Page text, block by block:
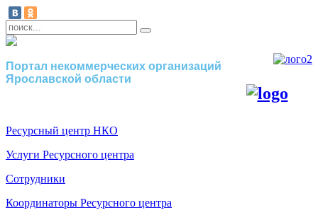
Портал некоммерческих организаций
Ярославской области
Ресурсный центр НКО
Услуги Ресурсного центра
Сотрудники
Координаторы Ресурсного центра